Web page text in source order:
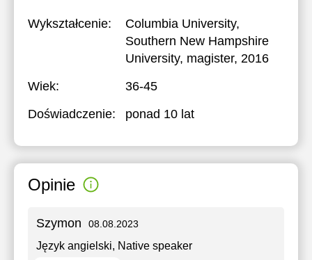
Wykształcenie:
Columbia University,
Southern New Hampshire
University, magister, 2016
Wiek:
36-45
Doświadczenie:
ponad 10 lat
Opinie
Szymon 08.08.2023
Język angielski, Native speaker